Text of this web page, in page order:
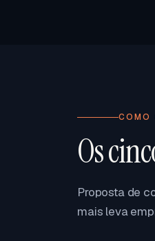
COMO
Os
Proposta de
mais leva